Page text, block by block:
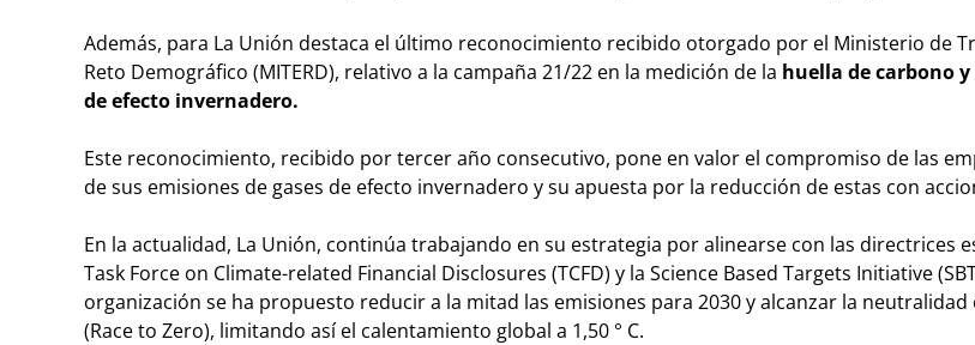
Además, para La Unión destaca el último reconocimiento recibido otorgado por el Ministerio de
Reto Demográfico (MITERD), relativo a la campaña 21/22 en la medición de la huella de carbono
de efecto invernadero.
Este reconocimiento, recibido por tercer año consecutivo, pone en valor el compromiso de las
de sus emisiones de gases de efecto invernadero y su apuesta por la reducción de estas con
En la actualidad, La Unión, continúa trabajando en su estrategia por alinearse con las directrices
Task Force on Climate-related Financial Disclosures (TCFD) y la Science Based Targets Initiative
organización se ha propuesto reducir a la mitad las emisiones para 2030 y alcanzar la neutralidad
(Race to Zero), limitando así el calentamiento global a 1,50 ° C.